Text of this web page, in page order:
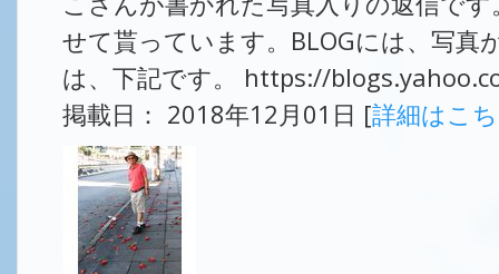
せて貰っています。BLOGには、写真
は、下記です。 https://
掲載日： 2018年12月01日 [詳細はこ